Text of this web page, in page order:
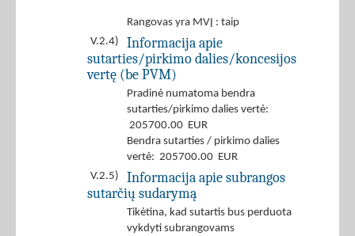
Rangovas yra MVĮ : taip
V.2.4)
Informacija apie
sutarties/pirkimo dalies/koncesijos
vertę (be PVM)
Pradinė numatoma bendra
sutarties/pirkimo dalies vertė:
205700.00 EUR
Bendra sutarties / pirkimo dalies
vertė: 205700.00 EUR
V.2.5)
Informacija apie subrangos
sutarčių sudarymą
Tikėtina, kad sutartis bus perduota
vykdyti subrangovams